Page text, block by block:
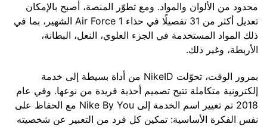
محدود من الألوان والمواد. ومع تطوّر المنصة، أصبح بالإمكان
تعديل أكثر من 31 تفصيلًا في حذاء Air Force 1 الشهير، بما في
ذلك المواد المستخدمة في الجزء العلوي، النعل، البطانة،
الأربطة، وغير ذلك.
بمرور الوقت، تحوّلت NikeID من أداة بسيطة إلى خدمة
إلكترونية متكاملة تتيح تصميم أحذية فريدة من نوعها. وفي عام
2018 تم تغيير اسم الخدمة إلى Nike By You مع الحفاظ على
نفس الفكرة الأساسية: تمكين كل فرد من التعبير عن شخصيته